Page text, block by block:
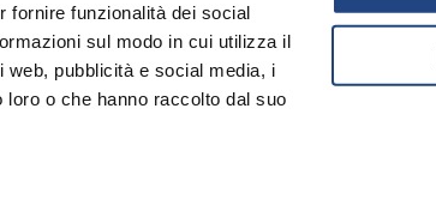
fornire funzionalità dei social
sul modo in cui utilizza il
pubblicità e social media, i
o che hanno raccolto dal suo